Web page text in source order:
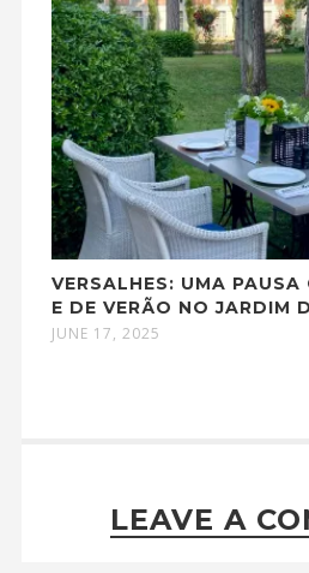
VERSALHES: UMA
E DE VERÃO NO JARDIM
JUNE 17, 2025
LEAVE A